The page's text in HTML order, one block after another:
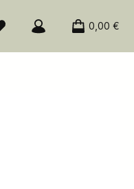
0,00 €